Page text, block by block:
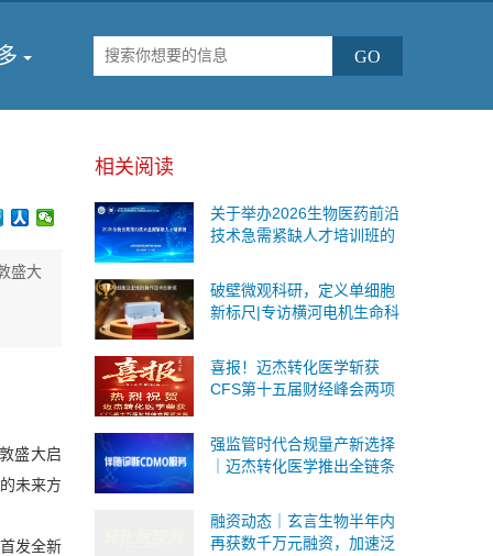
盛大
盛大启
未来方
发全新
相关阅读
关于举办2026生物医药前沿
技术急需紧缺人才培训班的
破壁微观科研，定义单细胞
新标尺|专访横河电机生命科
部商务运营总监王海鉴
喜报！迈杰转化医学斩获
CFS第十五届财经峰会两项
强监管时代合规量产新选择
｜迈杰转化医学推出全链条
式承接Ⅰ/Ⅱ/Ⅲ 类IVD委托研
发与生产
融资动态｜玄言生物半年内
再获数千万元融资，加速泛